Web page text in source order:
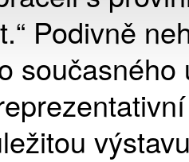
Podivně